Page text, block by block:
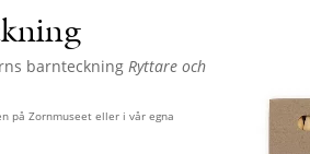
barnteckning Ryttare och
på Zornmuseet eller i vår egna